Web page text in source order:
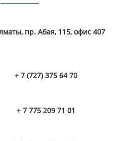
пр. Абая, 115, офис 407
+ 7 (727) 375 64 70
+ 7 775 209 71 01